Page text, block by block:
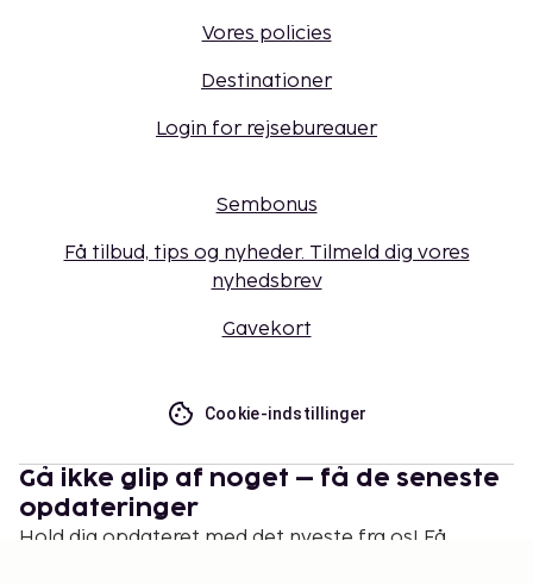
Vores policies
Destinationer
Login for rejsebureauer
Sembonus
Få tilbud, tips og nyheder. Tilmeld dig vores
nyhedsbrev
Gavekort
Cookie-indstillinger
Gå ikke glip af noget – få de seneste
opdateringer
Hold dig opdateret med det nyeste fra os! Få